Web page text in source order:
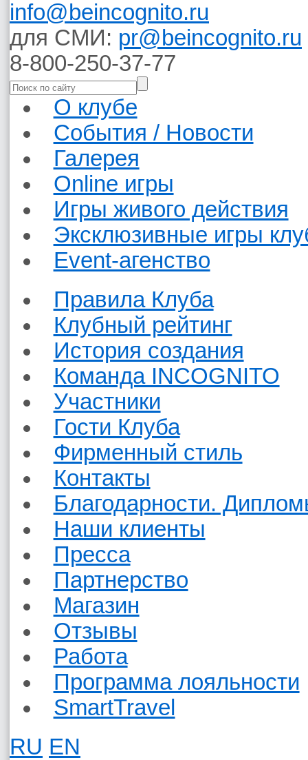
info@beincognito.ru
для СМИ: pr@beincognito.ru
8-800-250-37-77
О клубе
События / Новости
Галерея
Online игры
Игры живого действия
Эксклюзивные игры
Event-агенство
Правила Клуба
Клубный рейтинг
История создания
Команда INCOGNITO
Участники
Гости Клуба
Фирменный стиль
Контакты
Благодарности.
Наши клиенты
Пресса
Партнерство
Магазин
Отзывы
Работа
Программа лояльности
SmartTravel
RU EN